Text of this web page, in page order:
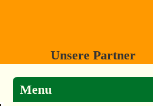
Unsere Partner
Menu